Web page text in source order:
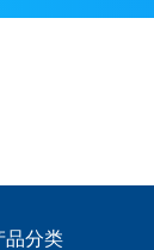
品分类